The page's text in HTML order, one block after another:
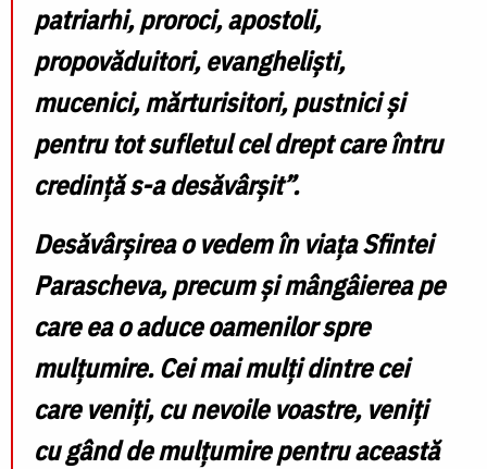
patriarhi, proroci, apostoli,
propovăduitori, evangheliști,
mucenici, mărturisitori, pustnici și
pentru tot sufletul cel drept care întru
credință s-a desăvârșit”.
Desăvârșirea o vedem în viața Sfintei
Parascheva, precum și mângâierea pe
care ea o aduce oamenilor spre
mulțumire. Cei mai mulți dintre cei
care veniți, cu nevoile voastre, veniți
cu gând de mulțumire pentru această